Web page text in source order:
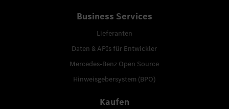
Business Services
Lieferanten
Daten & APIs für Entwickler
Mercedes-Benz Open Source
Hinweisgebersystem (BPO)
Kaufen